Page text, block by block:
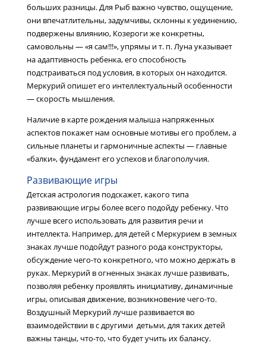
больших разницы. Для Рыб важно чувство, ощущение,
они впечатлительны, задумчивы, склонны к уединению,
подвержены влиянию, Козероги же конкретны,
самовольны — «я сам!!!», упрямы и т. п. Луна указывает
на адаптивность ребенка, его способность
подстраиваться под условия, в которых он находится.
Меркурий опишет его интеллектуальный особенности
— скорость мышления.
Наличие в карте рождения малыша напряженных
аспектов покажет нам основные мотивы его проблем, а
сильные планеты и гармоничные аспекты — главные
«балки», фундамент его успехов и благополучия.
Развивающие игры
Детская астрология подскажет, какого типа
развивающие игры более всего подойду ребенку. Что
лучше всего использовать для развития речи и
интеллекта. Например, для детей с Меркурием в земных
знаках лучше подойдут разного рода конструкторы,
обсуждение чего-то конкретного, что можно держать в
руках. Меркурий в огненных знаках лучше развивать,
позволяя ребенку проявлять инициативу, динамичные
игры, описывая движение, возникновение чего-то.
Воздушный Меркурий лучше развивается во
взаимодействии в с другими детьми, для таких детей
важны танцы, что-то, что будет учить их балансу.